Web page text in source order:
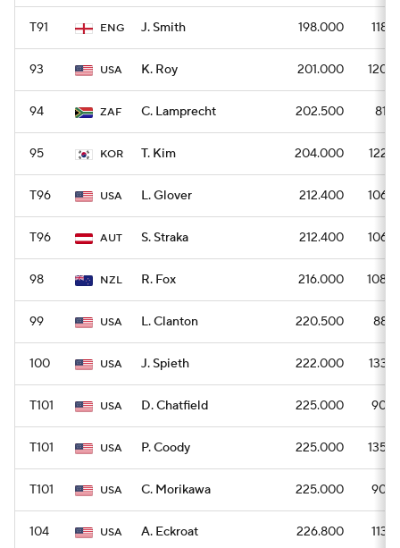
T91 ENG J. Smith 198.000 1188
93 USA K. Roy 201.000 1206
94 ZAF C. Lamprecht 202.500 810
95 KOR T. Kim 204.000 1224
T96 USA L. Glover 212.400 1062
T96 AUT S. Straka 212.400 1062
98 NZL R. Fox 216.000 1080
99 USA L. Clanton 220.500 882
100 USA J. Spieth 222.000 1332
T101 USA D. Chatfield 225.000 900
T101 USA P. Coody 225.000 1350
T101 USA C. Morikawa 225.000 900
104 USA A. Eckroat 226.800 1134